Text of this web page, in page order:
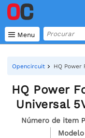
 Menu
Opencircuit HQ Power
HQ Power
Universal
Número de item
Modelo